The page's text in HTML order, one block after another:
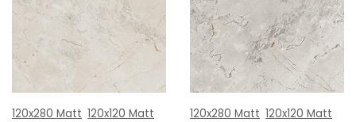
120x280 Matt 120x120 Matt
120x280 Matt 120x120 Matt